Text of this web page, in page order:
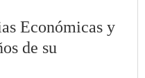
Económicas y
de su